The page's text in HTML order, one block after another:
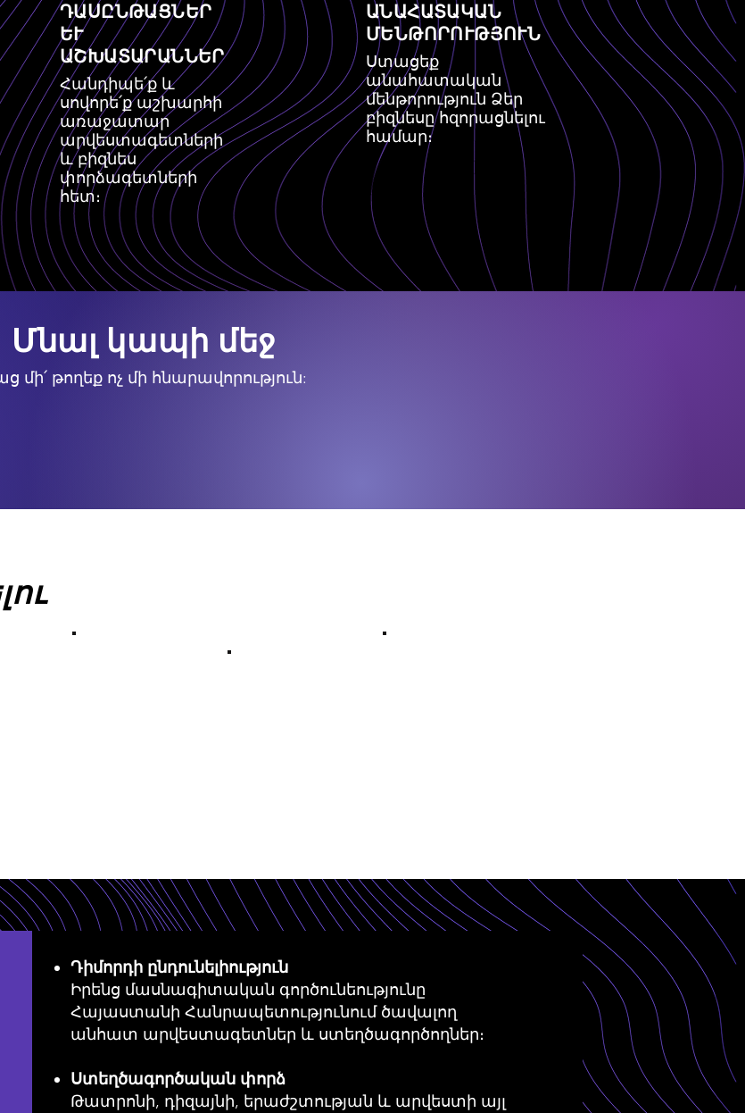
ԴԱՍԸՆԹԱՑՆԵՐ
ԵՒ
ԱՇԽԱՏԱՐԱՆՆԵՐ
Հանդիպե՛ք և
սովորե՛ք աշխարհի
առաջատար
արվեստագետների
և բիզնես
փորձագետների
հետ։
ԱՆԱՀԱՏԱԿԱՆ
ՄԵՆԹՈՐՈՒԹՅՈՒՆ
Ստացեք
անահատական
մենթորություն Ձեր
բիզնեսը հզորացնելու
համար։
Մնալ կապի մեջ
մի՛ թողեք ոչ մի հնարավորություն:
Դիմորդի ընդունելիություն
Իրենց մասնագիտական գործունեությունը
Հայաստանի Հանրապետությունում ծավալող
անհատ արվեստագետներ և ստեղծագործողներ։
Ստեղծագործական փորձ
Թատրոնի, դիզայնի, երաժշտության և արվեստի այլ